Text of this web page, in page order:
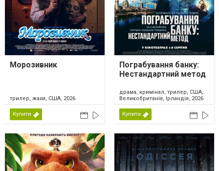
Морозивник
трилер, жахи, США, 2026
Купити
Пограбування банку:
Нестандартний метод
драма, кримінал, трилер, США,
Великобританія, Ірландія, 2026
Купити